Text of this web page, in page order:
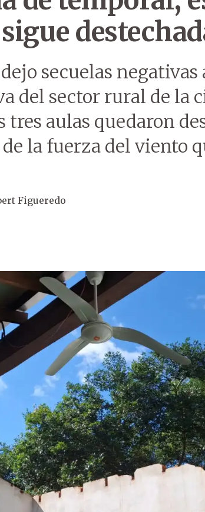
secuelas negativas
del sector rural de la
tres aulas quedaron
la fuerza del viento
Figueredo